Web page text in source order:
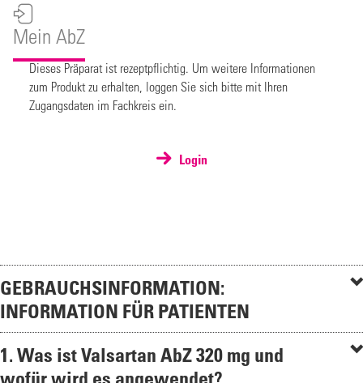
Mein AbZ
Dieses Präparat ist rezeptpflichtig. Um weitere Informationen
zum Produkt zu erhalten, loggen Sie sich bitte mit Ihren
Zugangsdaten im Fachkreis ein.
Login
GEBRAUCHSINFORMATION:
INFORMATION FÜR PATIENTEN
1. Was ist Valsartan AbZ 320 mg und
wofür wird es angewendet?